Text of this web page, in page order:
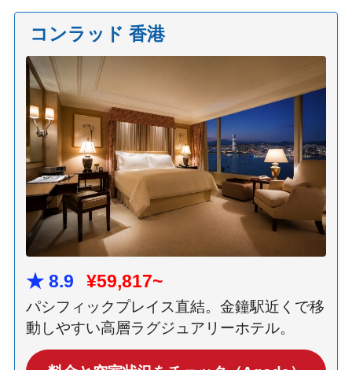
コンラッド 香港
★ 8.9 ¥59,817~
パシフィックプレイス直結。金鐘駅近くで移
動しやすい高層ラグジュアリーホテル。